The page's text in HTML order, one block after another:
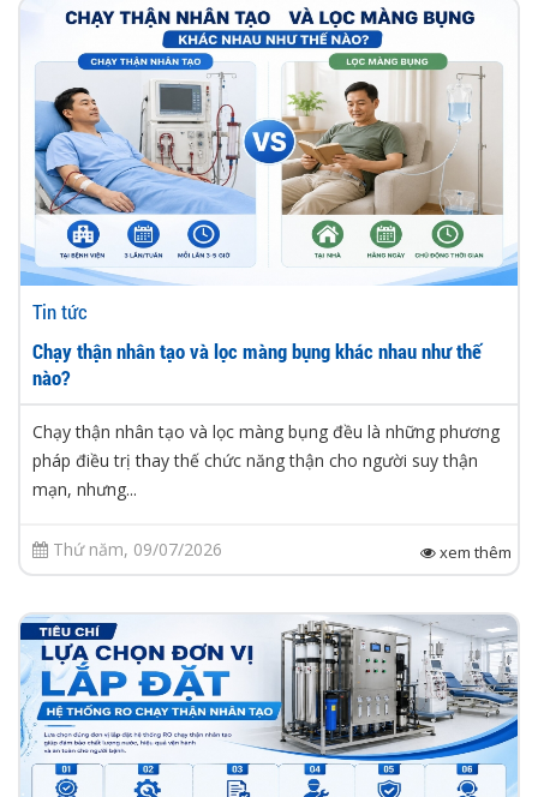
Tin tức
Chạy thận nhân tạo và lọc màng bụng khác nhau như thế
nào?
Chạy thận nhân tạo và lọc màng bụng đều là những phương
pháp điều trị thay thế chức năng thận cho người suy thận
mạn, nhưng...
Thứ năm, 09/07/2026 xem thêm